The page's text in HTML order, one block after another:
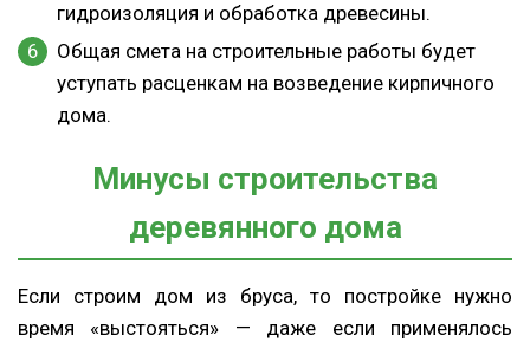
гидроизоляция и обработка древесины.
Общая смета на строительные работы будет
уступать расценкам на возведение кирпичного
дома.
Минусы строительства
деревянного дома
Если строим дом из бруса, то постройке нужно
время «выстояться» — даже если применялось